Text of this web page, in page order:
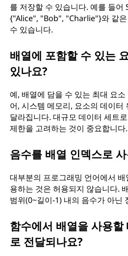
를 저장할 수 있습니다. 예를 들
{"Alice", "Bob", "Charlie"}와 같은
수 있습니다.
배열에 포함할 수 있는
있나요?
예, 배열에 담을 수 있는 최대 요
어, 시스템 메모리, 요소의 데이터
달라집니다. 대규모 데이터 세트
제한을 고려하는 것이 중요합니다.
음수를 배열 인덱스로
대부분의 프로그래밍 언어에서
용하는 것은 허용되지 않습니다.
범위(0~길이-1) 내의 음수가 아닌
함수에서 배열을 사용
로 전달되나요?